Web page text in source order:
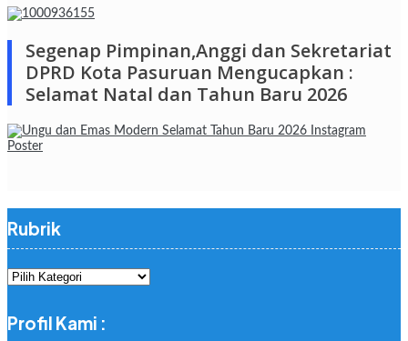
Segenap Pimpinan,Anggi dan Sekretariat
DPRD Kota Pasuruan Mengucapkan :
Selamat Natal dan Tahun Baru 2026
Rubrik
Rubrik
Profil Kami :